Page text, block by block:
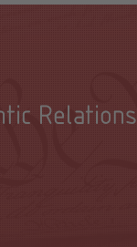
Relations